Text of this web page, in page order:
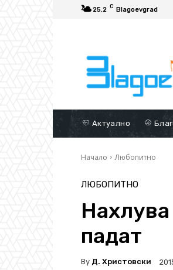
25.2 C Blagoevgrad
Актуално
Начало Любопитно
ЛЮБОПИТНО
падат
By Д. Христовски